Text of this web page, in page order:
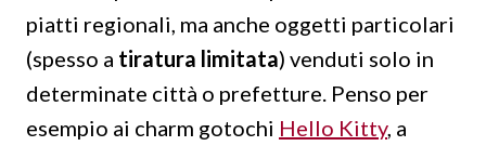
piatti regionali, ma anche oggetti particolari
(spesso a tiratura limitata) venduti solo in
determinate città o prefetture. Penso per
esempio ai charm gotochi Hello Kitty, a